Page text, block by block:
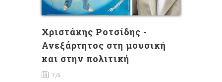
Χριστάκης Ροτσίδης -
Ανεξάρτητος στη μουσική
και στην πολιτική
7/5